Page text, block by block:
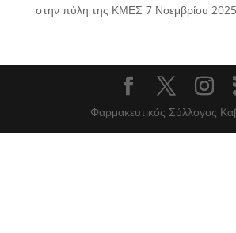
στην πύλη της ΚΜΕΣ 7 Νοεμβρίου 2025
Φαρμακευτικός Σύλλογος